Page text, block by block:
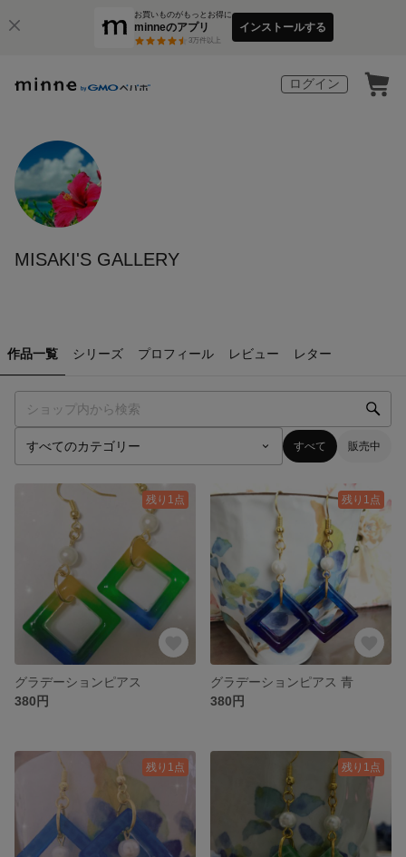
お買いものがもっとお得に
minneのアプリ
3万件以上
インストールする
ログイン
MISAKI'S GALLERY
作品一覧 シリーズ プロフィール レビュー レター
すべて 販売中
残り1点
グラデーションピアス
380円
残り1点
グラデーションピアス 青
380円
残り1点 残り1点